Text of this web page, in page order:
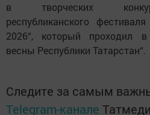
в творческих
республиканского
2026“, который проходил в
весны Республики Татарстан“.
Следите за самым
Telegram-канале